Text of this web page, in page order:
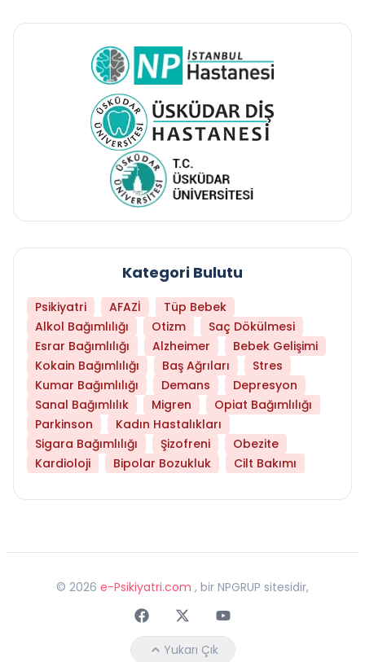
Kategori Bulutu
Psikiyatri AFAZİ
Tüp Bebek
Alkol Bağımlılığı
Otizm
Saç Dökülmesi
Esrar Bağımlılığı
Alzheimer
Bebek Gelişimi
Kokain Bağımlılığı
Baş Ağrıları
Stres
Kumar Bağımlılığı
Demans
Depresyon
Sanal Bağımlılık
Migren
Opiat Bağımlılığı
Parkinson
Kadın Hastalıkları
Sigara Bağımlılığı
Şizofreni
Obezite
Kardioloji
Bipolar Bozukluk Cilt Bakımı
© 2026 e-Psikiyatri.com , bir NPGRUP sitesidir,
FaceebokTwitterYoutube
Yukarı Çık